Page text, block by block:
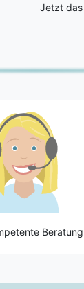
Jetzt das
Beratung